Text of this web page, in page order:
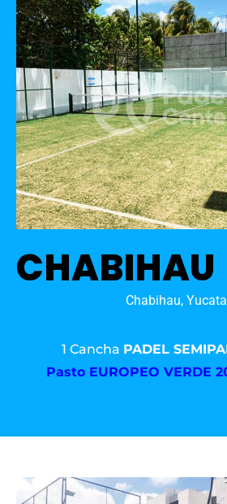
CHABIHAU
Chabihau,
1 Cancha PADEL
Pasto EUROPEO VERDE